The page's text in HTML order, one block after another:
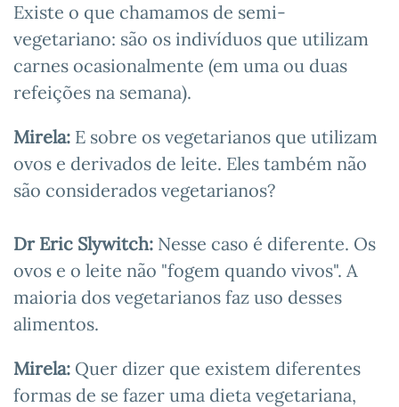
Existe o que chamamos de semi-
vegetariano: são os indivíduos que utilizam
carnes ocasionalmente (em uma ou duas
refeições na semana).
Mirela: E sobre os vegetarianos que utilizam
ovos e derivados de leite. Eles também não
são considerados vegetarianos?
Dr Eric Slywitch: Nesse caso é diferente. Os
ovos e o leite não "fogem quando vivos". A
maioria dos vegetarianos faz uso desses
alimentos.
Mirela: Quer dizer que existem diferentes
formas de se fazer uma dieta vegetariana,